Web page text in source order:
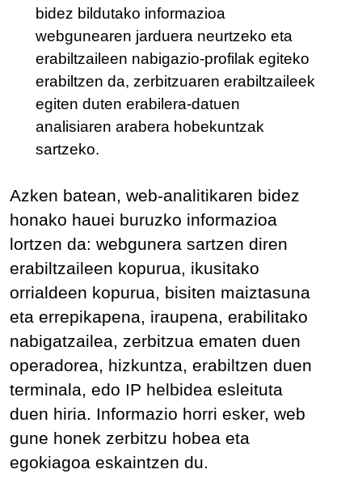
bidez bildutako informazioa
webgunearen jarduera neurtzeko eta
erabiltzaileen nabigazio-profilak egiteko
erabiltzen da, zerbitzuaren erabiltzaileek
egiten duten erabilera-datuen
analisiaren arabera hobekuntzak
sartzeko.
Azken batean, web-analitikaren bidez
honako hauei buruzko informazioa
lortzen da: webgunera sartzen diren
erabiltzaileen kopurua, ikusitako
orrialdeen kopurua, bisiten maiztasuna
eta errepikapena, iraupena, erabilitako
nabigatzailea, zerbitzua ematen duen
operadorea, hizkuntza, erabiltzen duen
terminala, edo IP helbidea esleituta
duen hiria. Informazio horri esker, web
gune honek zerbitzu hobea eta
egokiagoa eskaintzen du.